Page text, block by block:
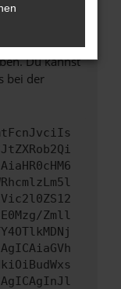
versucht
Du kannst
bei der
Zmll